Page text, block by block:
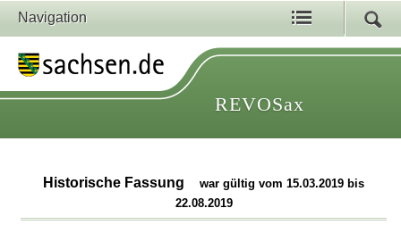
Navigation
REVOSax
Historische Fassung
war gültig vom 15.03.2019 bis
22.08.2019